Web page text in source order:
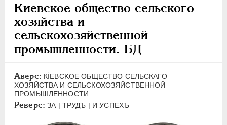
Киевское общество сельского
хозяйства и
сельскохозяйственной
промышленности. БД
Аверс: КİEBCKOE ОБЩЕСТВО СЕЛЬСКАГО
ХОЗЯЙСТВА И СЕЛЬСКОХОЗЯЙСТВЕННОЙ
ПРОМЫШЛЕННОСТИ
Реверс: ЗА | ТРУДЪ | И УСПЕХЪ
ПЕТР II 1727-1729
АННА ИОАННОВНА
ИОАНН АНТОНОВИЧ 1740-1741
ЕЛИЗАВЕТА 1741-1762
ЕКАТЕРИНА II 1762-1796
ПАВЕЛ I 1796-1801
АЛЕКСАНДР I
1801-1825